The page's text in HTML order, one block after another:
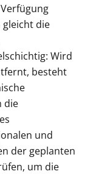
gleicht die
Wird
besteht
die
und
der geplanten
um die